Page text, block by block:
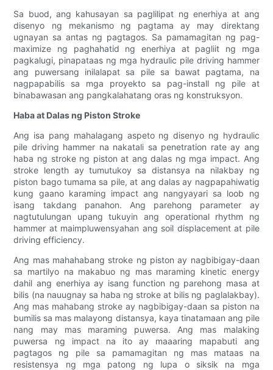
Sa buod, ang kahusayan sa paglilipat ng enerhiya at ang
disenyo ng mekanismo ng pagtama ay may direktang
ugnayan sa antas ng pagtagos. Sa pamamagitan ng pag-
maximize ng paghahatid ng enerhiya at pagliit ng mga
pagkalugi, pinapataas ng mga hydraulic pile driving hammer
ang puwersang inilalapat sa pile sa bawat pagtama, na
nagpapabilis sa mga proyekto sa pag-install ng pile at
binabawasan ang pangkalahatang oras ng konstruksyon.
Haba at Dalas ng Piston Stroke
Ang isa pang mahalagang aspeto ng disenyo ng hydraulic
pile driving hammer na nakatali sa penetration rate ay ang
haba ng stroke ng piston at ang dalas ng mga impact. Ang
stroke length ay tumutukoy sa distansya na nilakbay ng
piston bago tumama sa pile, at ang dalas ay nagpapahiwatig
kung gaano karaming impact ang nangyayari sa loob ng
isang takdang panahon. Ang parehong parameter ay
nagtutulungan upang tukuyin ang operational rhythm ng
hammer at maimpluwensyahan ang soil displacement at pile
driving efficiency.
Ang mas mahahabang stroke ng piston ay nagbibigay-daan
sa martilyo na makabuo ng mas maraming kinetic energy
dahil ang enerhiya ay isang function ng parehong masa at
bilis (na nauugnay sa haba ng stroke at bilis ng paglalakbay).
Ang mas mahabang stroke ay nagbibigay-daan sa piston na
bumilis sa mas malayong distansya, kaya tinatamaan ang pile
nang may mas maraming puwersa. Ang mas malaking
puwersa ng impact na ito ay maaaring mapabuti ang
pagtagos ng pile sa pamamagitan ng mas mataas na
resistensya ng mga patong ng lupa o siksik na mga